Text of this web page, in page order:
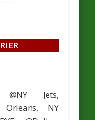
@NY Jets,
Orleans, NY